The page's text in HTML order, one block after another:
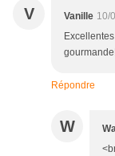
V Vanille 10/
Répondre
W